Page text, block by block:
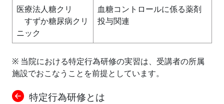
医療法人糖クリ
すずか糖尿病クリ
ニック
血糖コントロールに係る薬剤
投与関連
※ 当院における特定行為研修の実習は、受講者の所属
施設でおこなうことを前提としています。
特定行為研修とは